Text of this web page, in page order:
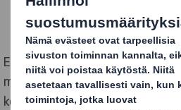
EcoWipes on kuitukankaiden
materiaalia käytetään
kosmetiikassa,